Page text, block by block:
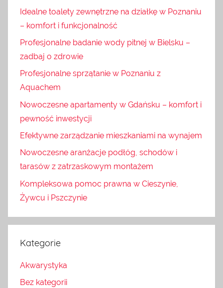
Idealne toalety zewnętrzne na działkę w Poznaniu
– komfort i funkcjonalność
Profesjonalne badanie wody pitnej w Bielsku –
zadbaj o zdrowie
Profesjonalne sprzątanie w Poznaniu z
Aquachem
Nowoczesne apartamenty w Gdańsku – komfort i
pewność inwestycji
Efektywne zarządzanie mieszkaniami na wynajem
Nowoczesne aranżacje podłóg, schodów i
tarasów z zatrzaskowym montażem
Kompleksowa pomoc prawna w Cieszynie,
Żywcu i Pszczynie
Kategorie
Akwarystyka
Bez kategorii